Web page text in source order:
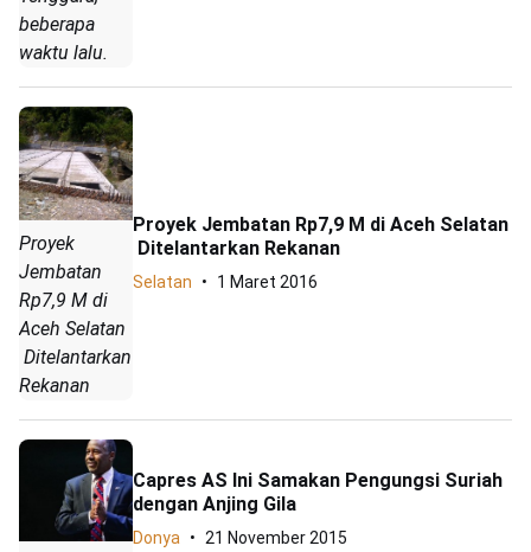
beberapa
waktu lalu.
Proyek
Jembatan
Rp7,9 M di
Aceh Selatan
Ditelantarkan
Rekanan
Proyek Jembatan Rp7,9 M di Aceh Selatan
Ditelantarkan Rekanan
Selatan 1 Maret 2016
Capres AS Ini Samakan Pengungsi Suriah
dengan Anjing Gila
Donya 21 November 2015